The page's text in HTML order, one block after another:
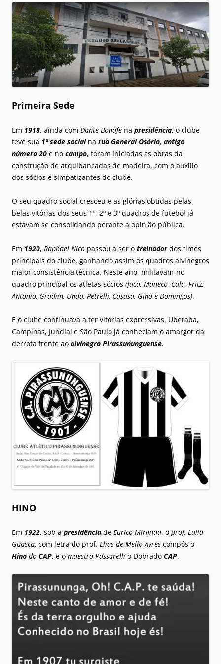
Primeira Sede
Em 1918, ainda com Dante Bonafé na presidência, o clube
teve sua 1ª sede socialna rua General Osório, antigo
número 20 e no campo, foram iniciadas as obras da
construção de arquibancadas de madeira, com o auxílio
dos sócios e simpatizantes do clube.
O seu quadro social cresceu e as glórias obtidas pelas
belas vitórias dos seus 1º, 2º e 3º quadros de futebol já
estavam se consolidando perante a opinião pública.
Em 1920, Raphael Nico passou a ser o treinadordos times
principais do clube, ganhando assim os quadros alvinegros
maior consistência técnica. Neste ano, militavam-no
quadro principal os atletas sócios (Juca, Maneco, Calá, Fritz,
Antonio, Gradim, Unda, Petrelli, Casusa, Gino e Domingos).
E o clube continuava a ter vitórias expressivas. Uberaba,
Campinas, Jundiaí e São Paulo já conheciam o amargor da
derrota frente ao alvinegro Pirassununguense.
HINO
Em 1922, sob a presidência de Eurico Miranda, o prof. Lulla
Guasca, com letra do prof. Elias de Mello Ayres compôs o
Hino do CAP, e o maestro Passarelli o Dobrado CAP.